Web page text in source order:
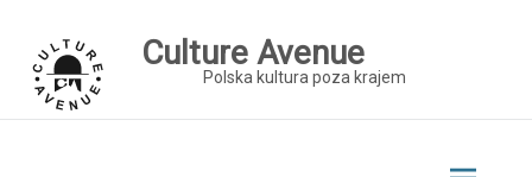
content
Culture Avenue
Polska kultura poza krajem